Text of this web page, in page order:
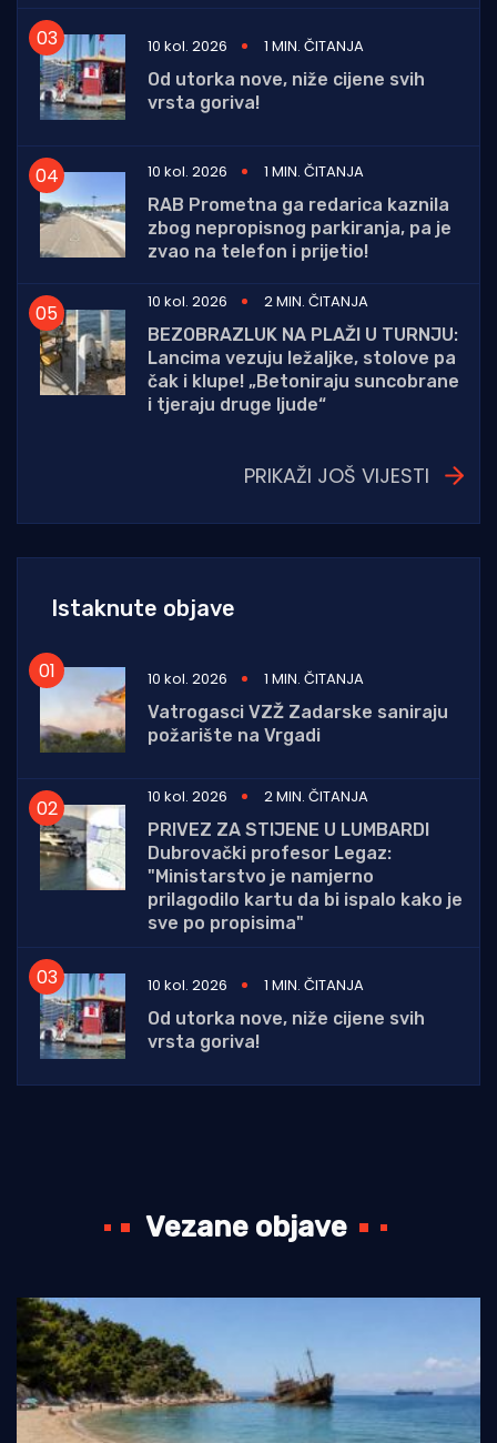
10 kol. 2026
1 MIN. ČITANJA
Od utorka nove, niže cijene svih
vrsta goriva!
10 kol. 2026
1 MIN. ČITANJA
RAB Prometna ga redarica kaznila
zbog nepropisnog parkiranja, pa je
zvao na telefon i prijetio!
10 kol. 2026
2 MIN. ČITANJA
BEZOBRAZLUK NA PLAŽI U TURNJU:
Lancima vezuju ležaljke, stolove pa
čak i klupe! „Betoniraju suncobrane
i tjeraju druge ljude“
PRIKAŽI JOŠ VIJESTI
Istaknute objave
10 kol. 2026
1 MIN. ČITANJA
Vatrogasci VZŽ Zadarske saniraju
požarište na Vrgadi
10 kol. 2026
2 MIN. ČITANJA
PRIVEZ ZA STIJENE U LUMBARDI
Dubrovački profesor Legaz:
"Ministarstvo je namjerno
prilagodilo kartu da bi ispalo kako je
sve po propisima"
10 kol. 2026
1 MIN. ČITANJA
Od utorka nove, niže cijene svih
vrsta goriva!
Vezane objave